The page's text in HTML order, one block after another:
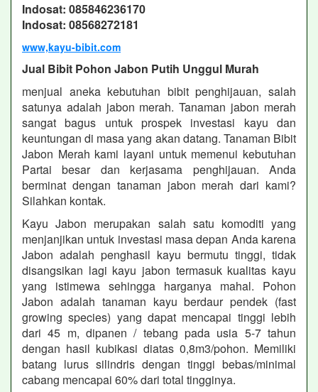
Indosat: 085846236170
Indosat: 08568272181
www,kayu-bibit.com
Jual Bibit Pohon Jabon Putih Unggul Murah
menjual aneka kebutuhan bibit penghijauan, salah
satunya adalah jabon merah. Tanaman jabon merah
sangat bagus untuk prospek investasi kayu dan
keuntungan di masa yang akan datang. Tanaman Bibit
Jabon Merah kami layani untuk memenui kebutuhan
Partai besar dan kerjasama penghijauan. Anda
berminat dengan tanaman jabon merah dari kami?
Silahkan kontak.
Kayu Jabon merupakan salah satu komoditi yang
menjanjikan untuk investasi masa depan Anda karena
Jabon adalah penghasil kayu bermutu tinggi, tidak
disangsikan lagi kayu jabon termasuk kualitas kayu
yang istimewa sehingga harganya mahal. Pohon
Jabon adalah tanaman kayu berdaur pendek (fast
growing species) yang dapat mencapai tinggi lebih
dari 45 m, dipanen / tebang pada usia 5-7 tahun
dengan hasil kubikasi diatas 0,8m3/pohon. Memiliki
batang lurus silindris dengan tinggi bebas/minimal
cabang mencapai 60% dari total tingginya.